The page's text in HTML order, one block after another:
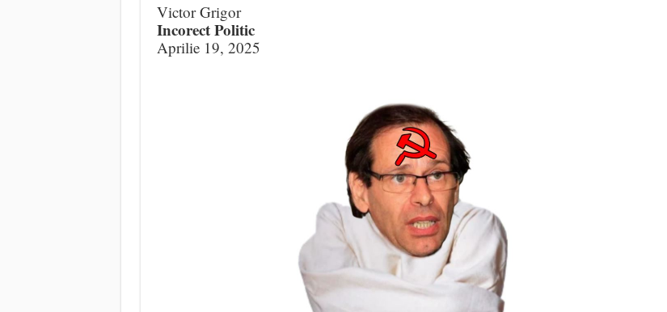
Victor Grigor
Incorect Politic
Aprilie 19, 2025